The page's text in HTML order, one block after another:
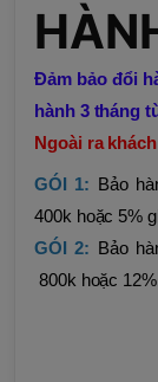
Đảm bảo đổi
hành 3 tháng
Ngoài ra
GÓI 1: Bảo
400k hoặc 5%
GÓI 2: Bảo
800k hoặc